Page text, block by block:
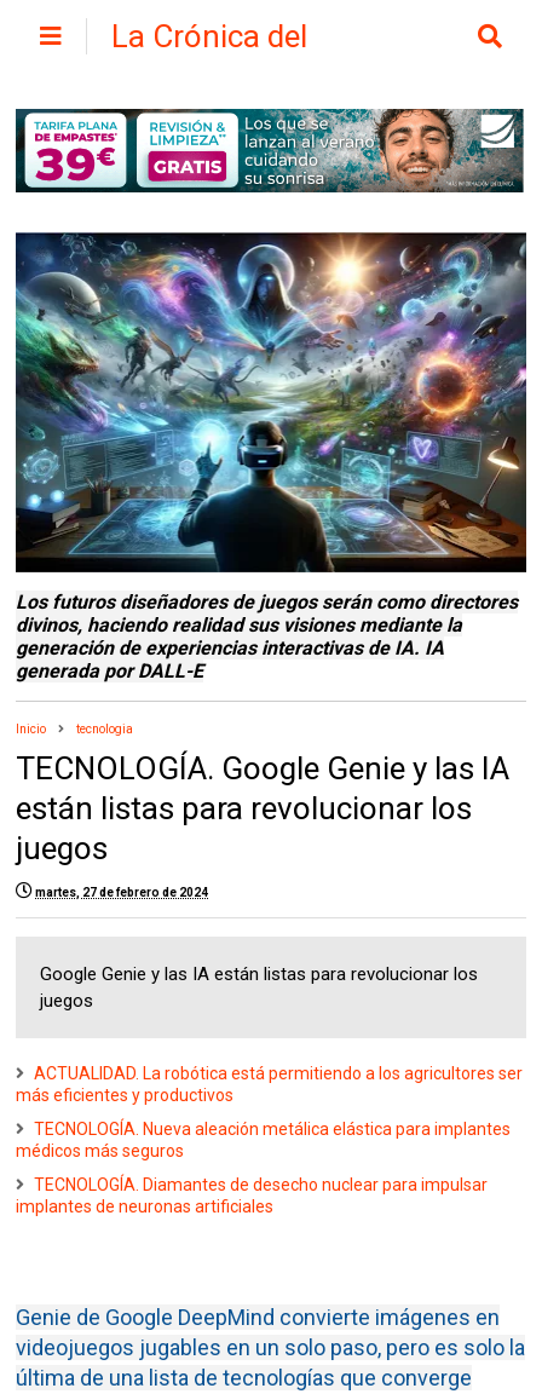
La Crónica del
Los futuros diseñadores de juegos serán como directores
divinos, haciendo realidad sus visiones mediante la
generación de experiencias interactivas de IA. IA
generada por DALL-E
Inicio tecnologia
TECNOLOGÍA. Google Genie y las IA
están listas para revolucionar los
juegos
martes, 27 de febrero de 2024
Google Genie y las IA están listas para revolucionar los
juegos
ACTUALIDAD. La robótica está permitiendo a los agricultores ser
más eficientes y productivos
TECNOLOGÍA. Nueva aleación metálica elástica para implantes
médicos más seguros
TECNOLOGÍA. Diamantes de desecho nuclear para impulsar
implantes de neuronas artificiales
Genie de Google DeepMind convierte imágenes en
videojuegos jugables en un solo paso, pero es solo la
última de una lista de tecnologías que converge